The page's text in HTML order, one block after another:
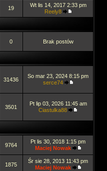
19
Wt lis 14, 2017 2:33 pm
Reely8
0 Brak postów
31436
So mar 23, 2024 8:15 pm
serce74
3501
Pt lip 03, 2026 11:45 am
Ciastulka88
9764
Pt lis 30, 2018 1:15 pm
Maciej Nowak
1875
Śr sie 28, 2013 11:43 pm
Maciej Nowak